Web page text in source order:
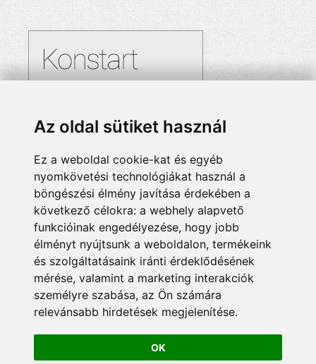
Az oldal sütiket használ
Ez a weboldal cookie-kat és egyéb
nyomkövetési technológiákat használ a
böngészési élmény javítása érdekében a
következő célokra: a webhely alapvető
funkcióinak engedélyezése, hogy jobb
élményt nyújtsunk a weboldalon, termékeink
és szolgáltatásaink iránti érdeklődésének
mérése, valamint a marketing interakciók
személyre szabása, az Ön számára
relevánsabb hirdetések megjelenítése.
OK